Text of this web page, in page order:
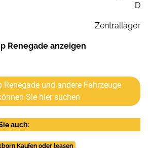
D
Zentrallager
Renegade anzeigen
Renegade und andere Fahrzeuge
Sie hier suchen
auch:
Kaufen oder leasen